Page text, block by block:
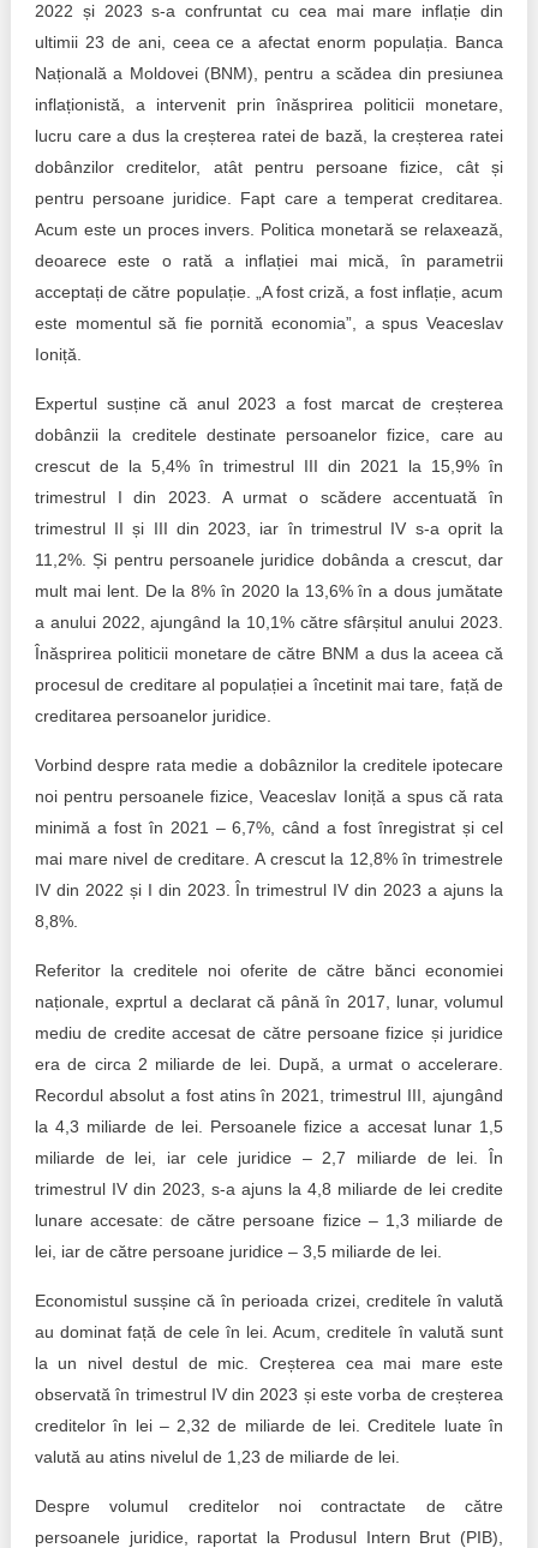
2022 și 2023 s-a confruntat cu cea mai mare inflație din
ultimii 23 de ani, ceea ce a afectat enorm populația. Banca
Națională a Moldovei (BNM), pentru a scădea din presiunea
inflaționistă, a intervenit prin înăsprirea politicii monetare,
lucru care a dus la creșterea ratei de bază, la creșterea ratei
dobânzilor creditelor, atât pentru persoane fizice, cât și
pentru persoane juridice. Fapt care a temperat creditarea.
Acum este un proces invers. Politica monetară se relaxează,
deoarece este o rată a inflației mai mică, în parametrii
acceptați de către populație. „A fost criză, a fost inflație, acum
este momentul să fie pornită economia”, a spus Veaceslav
Ioniță.
Expertul susține că anul 2023 a fost marcat de creșterea
dobânzii la creditele destinate persoanelor fizice, care au
crescut de la 5,4% în trimestrul III din 2021 la 15,9% în
trimestrul I din 2023. A urmat o scădere accentuată în
trimestrul II și III din 2023, iar în trimestrul IV s-a oprit la
11,2%. Și pentru persoanele juridice dobânda a crescut, dar
mult mai lent. De la 8% în 2020 la 13,6% în a dous jumătate
a anului 2022, ajungând la 10,1% către sfârșitul anului 2023.
Înăsprirea politicii monetare de către BNM a dus la aceea că
procesul de creditare al populației a încetinit mai tare, față de
creditarea persoanelor juridice.
Vorbind despre rata medie a dobâznilor la creditele ipotecare
noi pentru persoanele fizice, Veaceslav Ioniță a spus că rata
minimă a fost în 2021 – 6,7%, când a fost înregistrat și cel
mai mare nivel de creditare. A crescut la 12,8% în trimestrele
IV din 2022 și I din 2023. În trimestrul IV din 2023 a ajuns la
8,8%.
Referitor la creditele noi oferite de către bănci economiei
naționale, exprtul a declarat că până în 2017, lunar, volumul
mediu de credite accesat de către persoane fizice și juridice
era de circa 2 miliarde de lei. După, a urmat o accelerare.
Recordul absolut a fost atins în 2021, trimestrul III, ajungând
la 4,3 miliarde de lei. Persoanele fizice a accesat lunar 1,5
miliarde de lei, iar cele juridice – 2,7 miliarde de lei. În
trimestrul IV din 2023, s-a ajuns la 4,8 miliarde de lei credite
lunare accesate: de către persoane fizice – 1,3 miliarde de
lei, iar de către persoane juridice – 3,5 miliarde de lei.
Economistul susșine că în perioada crizei, creditele în valută
au dominat față de cele în lei. Acum, creditele în valută sunt
la un nivel destul de mic. Creșterea cea mai mare este
observată în trimestrul IV din 2023 și este vorba de creșterea
creditelor în lei – 2,32 de miliarde de lei. Creditele luate în
valută au atins nivelul de 1,23 de miliarde de lei.
Despre volumul creditelor noi contractate de către
persoanele juridice, raportat la Produsul Intern Brut (PIB),